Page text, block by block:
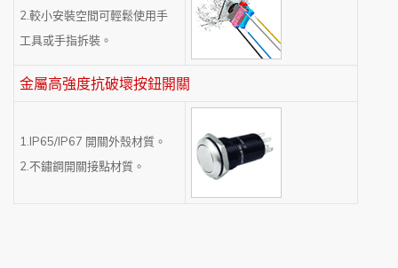
2.較小安裝空間可輕鬆使用手
工具或手指拆裝。
金屬高強度抗破壞按鈕開關
1.IP65/IP67 開關外殼材質。
2.不鏽鋼開關接點材質。